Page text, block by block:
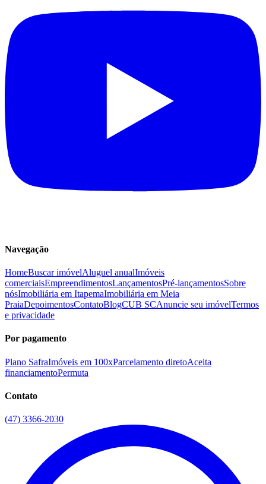
Navegação
HomeBuscar imóvelAluguel anualImóveis
comerciaisEmpreendimentosLançamentosPré-lançamentosSobre
nósImobiliária em ItapemaImobiliária em Meia
PraiaDepoimentosContatoBlogCUB SCAnuncie seu imóvelTermos
e privacidade
Por pagamento
Plano SafraImóveis em 100xParcelamento diretoAceita
financiamentoPermuta
Contato
(47) 3366-2030